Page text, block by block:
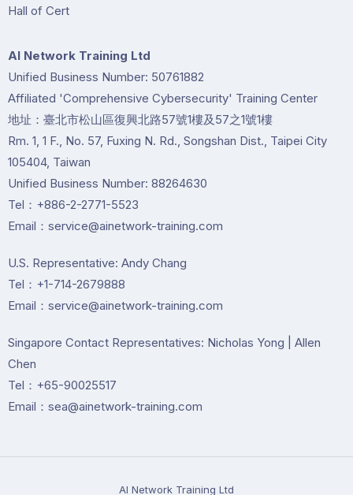
Hall of Cert
Al Network Training Ltd
Unified Business Number: 50761882
Affiliated 'Comprehensive Cybersecurity' Training Center
地址：臺北市松山區復興北路57號1樓及57之1號1樓
Rm. 1, 1 F., No. 57, Fuxing N. Rd., Songshan Dist., Taipei City
105404, Taiwan
Unified Business Number: 88264630
Tel：+886-2-2771-5523
Email：service@ainetwork-training.com
U.S. Representative: Andy Chang
Tel：+1-714-2679888
Email：service@ainetwork-training.com
Singapore Contact Representatives: Nicholas Yong | Allen
Chen
Tel：+65-90025517
Email：sea@ainetwork-training.com
Al Network Training Ltd